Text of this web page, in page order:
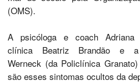
(OMS).
A psicóloga e coach
clínica Beatriz Brandão e a
Werneck (da Policlínica
são esses sintomas ocultos da